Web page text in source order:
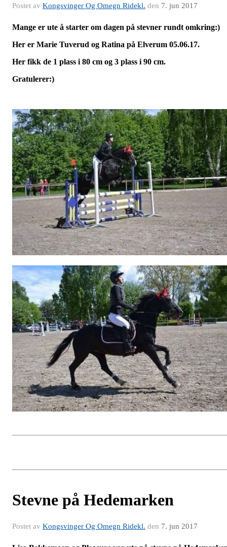
Postet av Kongsvinger Og Omegn Ridekl. den 7. jun 2017
Mange er ute å starter om dagen på stevner rundt omkring:)
Her er Marie Tuverud og Ratina på Elverum 05.06.17.
Her fikk de 1 plass i 80 cm og 3 plass i 90 cm.
Gratulerer:)
Stevne på Hedemarken
Postet av Kongsvinger Og Omegn Ridekl. den 7. jun 2017